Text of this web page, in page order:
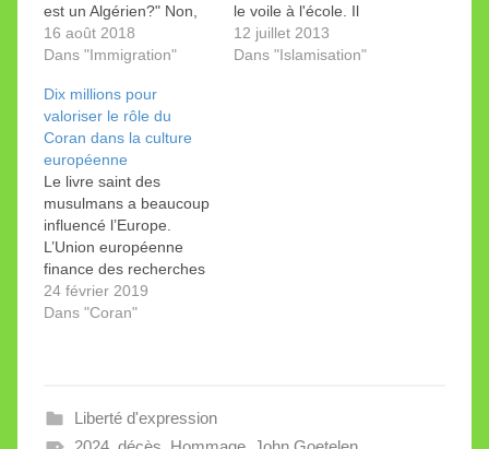
est un Algérien?" Non,
la Tribune ne mange
pas de ce pain-là.
16 août 2018
Dans "Immigration"
le voile à l'école. Il
estime qu'il faut une loi
cantonale pour qu'un tel
12 juillet 2013
Dans "Islamisation"
Dix millions pour
valoriser le rôle du
Coran dans la culture
européenne
Le livre saint des
musulmans a beaucoup
influencé l’Europe.
L’Union européenne
finance des recherches
pour le démontrer. Avec
«Mahomet l’Européen»,
décidé d’attribuer dix
millions d’euros à
24 février 2019
Dans "Coran"
Liberté d'expression